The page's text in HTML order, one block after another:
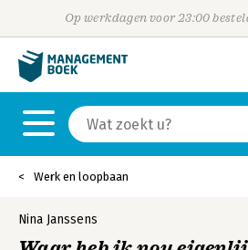
Op werkdagen voor 23:00
Werk en loopbaan
Nina Janssens